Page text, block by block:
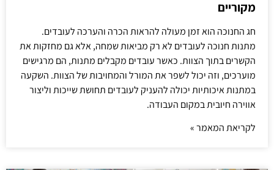
מקוריים
חג החנוכה הוא זמן מעולה להראות הכרה והערכה לעובדים.
מתנות חנוכה לעובדים לא רק מביאות שמחה, אלא גם מחזקות את
הקשרים בתוך הצוות. כאשר עובדים מקבלים מתנות, הם מרגישים
מוערכים, וזה יכול לשפר את המורל והמחויבות של הצוות. השקעה
במתנות איכותיות יכולה להעניק לעובדים תחושת שייכות וליצור
אווירה חיובית במקום העבודה.
לקריאת המאמר »